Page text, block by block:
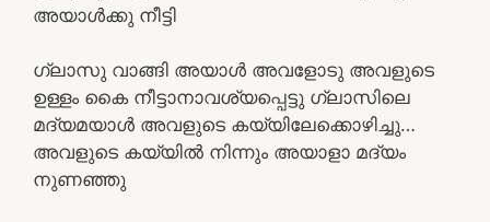
അയാൾക്കു നീട്ടി
ഗ്ലാസു വാങ്ങി അയാൾ അവളോടു അവളുടെ
ഉള്ളം കൈ നീട്ടാനാവശ്യപ്പെട്ടു ഗ്ലാസിലെ
മദ്യമയാൾ അവളുടെ കയ്യിലേക്കൊഴിച്ചു…
അവളുടെ കയ്യിൽ നിന്നും അയാളാ മദ്യം
നുണഞ്ഞു